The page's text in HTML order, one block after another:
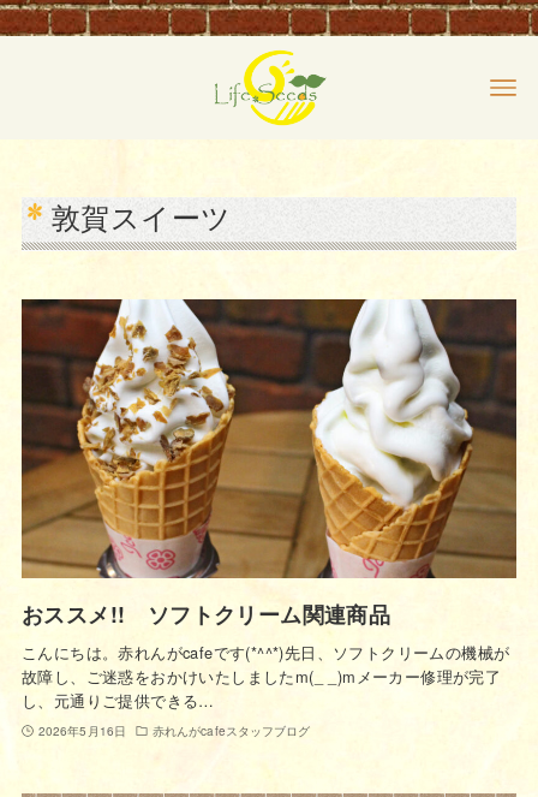
敦賀スイーツ
おススメ!! ソフトクリーム関連商品
こんにちは。赤れんがcafeです(*^^*)先日、ソフトクリームの機械が
故障し、ご迷惑をおかけいたしましたm(_ _)mメーカー修理が完了
し、元通りご提供できる…
2026年5月16日 赤れんがcafeスタッフブログ